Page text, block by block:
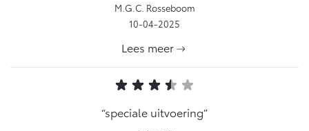
M.G.C. Rosseboom
10-04-2025
Lees meer
speciale uitvoering